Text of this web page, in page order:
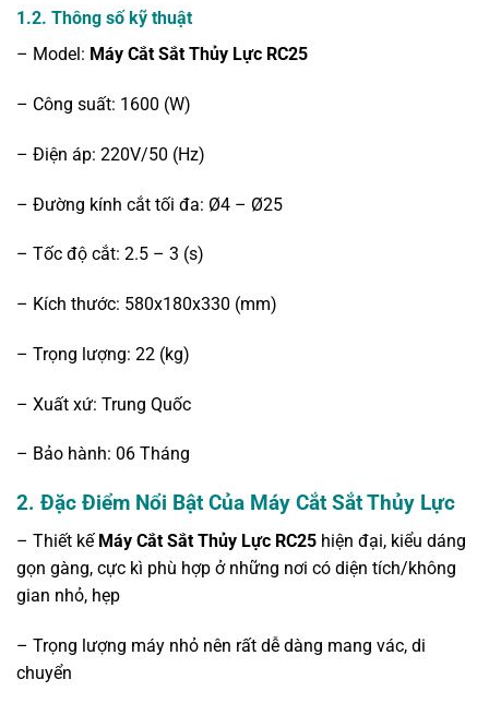
1.2. Thông số kỹ thuật
– Model: Máy Cắt Sắt Thủy Lực RC25
– Công suất: 1600 (W)
– Điện áp: 220V/50 (Hz)
– Đường kính cắt tối đa: Ø4 – Ø25
– Tốc độ cắt: 2.5 – 3 (s)
– Kích thước: 580x180x330 (mm)
– Trọng lượng: 22 (kg)
– Xuất xứ: Trung Quốc
– Bảo hành: 06 Tháng
2. Đặc Điểm Nổi Bật Của Máy Cắt Sắt Thủy Lực
– Thiết kế Máy Cắt Sắt Thủy Lực RC25 hiện đại, kiểu dáng
gọn gàng, cực kì phù hợp ở những nơi có diện tích/không
gian nhỏ, hẹp
– Trọng lượng máy nhỏ nên rất dễ dàng mang vác, di
chuyển